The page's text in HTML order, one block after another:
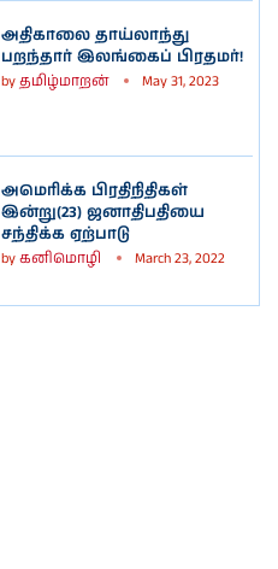
அதிகாலை தாய்லாந்து
பறந்தார் இலங்கைப் பிரதமர்!
byதமிழ்மாறன் May 31, 2023
அமெரிக்க பிரதிநிதிகள்
இன்று(23) ஜனாதிபதியை
சந்திக்க ஏற்பாடு
byகனிமொழி March 23, 2022